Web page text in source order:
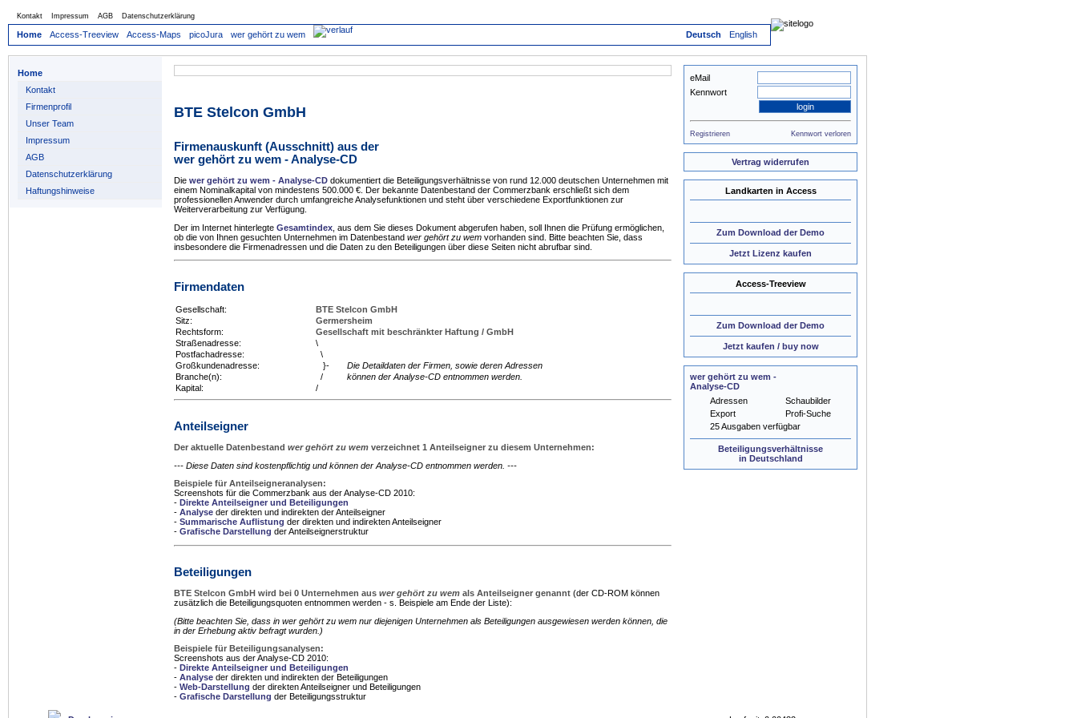
Kontakt Impressum AGB Datenschutzerklärung
Home Access-Treeview Access-Maps picoJura wer gehört zu wem Deutsch English
Home
Kontakt
Firmenprofil
Unser Team
Impressum
AGB
Datenschutzerklärung
Haftungshinweise
BTE Stelcon GmbH
Firmenauskunft (Ausschnitt) aus der
wer gehört zu wem - Analyse-CD
Die wer gehört zu wem - Analyse-CD dokumentiert die Beteiligungsverhältnisse von rund 12.000 deutschen Unternehmen mit
einem Nominalkapital von mindestens 500.000 €. Der bekannte Datenbestand der Commerzbank erschließt sich dem
professionellen Anwender durch umfangreiche Analysefunktionen und steht über verschiedene Exportfunktionen zur
Weiterverarbeitung zur Verfügung.
Der im Internet hinterlegte Gesamtindex , aus dem Sie dieses Dokument abgerufen haben, soll Ihnen die Prüfung ermöglichen,
ob die von Ihnen gesuchten Unternehmen im Datenbestand wer gehört zu wem vorhanden sind. Bitte beachten Sie, dass
insbesondere die Firmenadressen und die Daten zu den Beteiligungen über diese Seiten nicht abrufbar sind.
Firmendaten
Gesellschaft:
BTE Stelcon GmbH
Sitz:
Germersheim
Rechtsform:
Gesellschaft mit beschränkter Haftung / GmbH
Straßenadresse:
\
Postfachadresse:
\
Großkundenadresse:
}-
Die Detaildaten der Firmen, sowie deren Adressen
Branche(n):
/
können der Analyse-CD entnommen werden.
Kapital:
/
Anteilseigner
Der aktuelle Datenbestand wer gehört zu wem verzeichnet 1 Anteilseigner zu diesem Unternehmen:
--- Diese Daten sind kostenpflichtig und können der Analyse-CD entnommen werden. ---
Beispiele für Anteilseigneranalysen:
Screenshots für die Commerzbank aus der Analyse-CD 2010:
- Direkte Anteilseigner und Beteiligungen
- Analyse der direkten und indirekten der Anteilseigner
- Summarische Auflistung der direkten und indirekten Anteilseigner
- Grafische Darstellung der Anteilseignerstruktur
Beteiligungen
BTE Stelcon GmbH wird bei 0 Unternehmen aus wer gehört zu wem als Anteilseigner genannt (der CD-ROM können
zusätzlich die Beteiligungsquoten entnommen werden - s. Beispiele am Ende der Liste):
(Bitte beachten Sie, dass in wer gehört zu wem nur diejenigen Unternehmen als Beteiligungen ausgewiesen werden können, die
in der Erhebung aktiv befragt wurden.)
Beispiele für Beteiligungsanalysen:
Screenshots aus der Analyse-CD 2010:
- Direkte Anteilseigner und Beteiligungen
- Analyse der direkten und indirekten der Beteiligungen
- Web-Darstellung der direkten Anteilseigner und Beteiligungen
- Grafische Darstellung der Beteiligungsstruktur
eMail
Kennwort
Registrieren Kennwort verloren
Vertrag widerrufen
Landkarten in Access
Zum Download der Demo
Jetzt Lizenz kaufen
Access-Treeview
Zum Download der Demo
Jetzt kaufen / buy now
wer gehört zu wem -
Analyse-CD
Adressen
Schaubilder
Export
Profi-Suche
25 Ausgaben verfügbar
Beteiligungsverhältnisse
in Deutschland